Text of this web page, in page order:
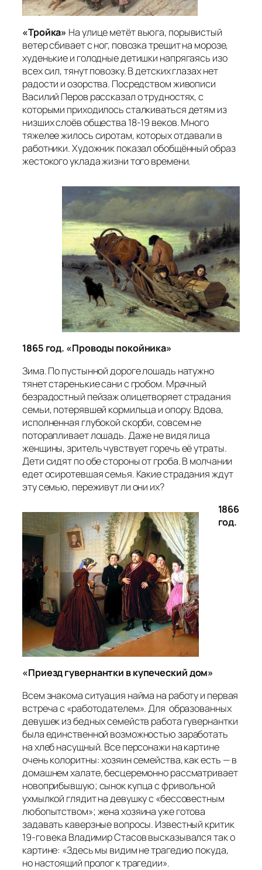
«Тройка» На улице метёт вьюга, порывистый
ветер сбивает с ног, повозка трещит на морозе,
худенькие и голодные детишки напрягаясь изо
всех сил, тянут повозку. В детских глазах нет
радости и озорства. Посредством живописи
Василий Перов рассказал о трудностях, с
которыми приходилось сталкиваться детям из
низших слоёв общества 18-19 веков. Много
тяжелее жилось сиротам, которых отдавали в
работники. Художник показал обобщённый образ
жестокого уклада жизни того времени.
1865 год. «Проводы покойника»
Зима. По пустынной дороге лошадь натужно
тянет старенькие сани с гробом. Мрачный
безрадостный пейзаж олицетворяет страдания
семьи, потерявшей кормильца и опору. Вдова,
исполненная глубокой скорби, совсем не
поторапливает лошадь. Даже не видя лица
женщины, зритель чувствует горечь её утраты.
Дети сидят по обе стороны от гроба. В молчании
едет осиротевшая семья. Какие страдания ждут
эту семью, переживут ли они их?
1866
год.
«Приезд гувернантки в купеческий дом»
Всем знакома ситуация найма на работу и первая
встреча с «работодателем». Для образованных
девушек из бедных семейств работа гувернантки
была единственной возможностью заработать
на хлеб насущный. Все персонажи на картине
очень колоритны: хозяин семейства, как есть — в
домашнем халате, бесцеремонно рассматривает
новоприбывшую; сынок купца с фривольной
ухмылкой глядит на девушку с «бессовестным
любопытством»; жена хозяина уже готова
задавать каверзные вопросы. Известный критик
19-го века Владимир Стасоввысказывался так о
картине: «Здесь мы видим не трагедию покуда,
но настоящий пролог к трагедии».